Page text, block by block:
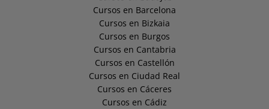
Cursos en Barcelona
Cursos en Bizkaia
Cursos en Burgos
Cursos en Cantabria
Cursos en Castellón
Cursos en Ciudad Real
Cursos en Cáceres
Cursos en Cádiz